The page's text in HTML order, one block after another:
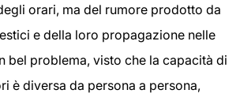
orari, ma del rumore prodotto da
e della loro propagazione nelle
bel problema, visto che la capacità di
è diversa da persona a persona,